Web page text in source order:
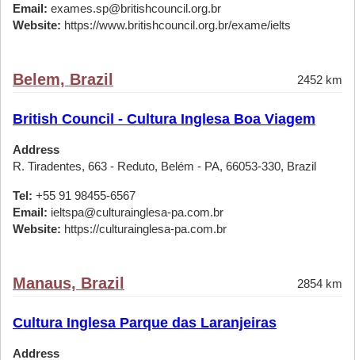
Email: exames.sp@britishcouncil.org.br
Website: https://www.britishcouncil.org.br/exame/ielts
Belem, Brazil 2452 km
British Council - Cultura Inglesa Boa Viagem
Address
R. Tiradentes, 663 - Reduto, Belém - PA, 66053-330, Brazil
Tel: +55 91 98455-6567
Email: ieltspa@culturainglesa-pa.com.br
Website: https://culturainglesa-pa.com.br
Manaus, Brazil 2854 km
Cultura Inglesa Parque das Laranjeiras
Address